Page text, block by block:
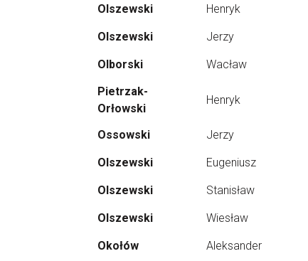
Olszewski Henryk
Olszewski Jerzy
Olborski Wacław
Pietrzak-
Orłowski
Henryk
Ossowski Jerzy
Olszewski Eugeniusz
Olszewski Stanisław
Olszewski Wiesław
Okołów Aleksander